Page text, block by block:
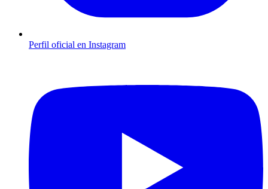
Perfil oficial en Instagram